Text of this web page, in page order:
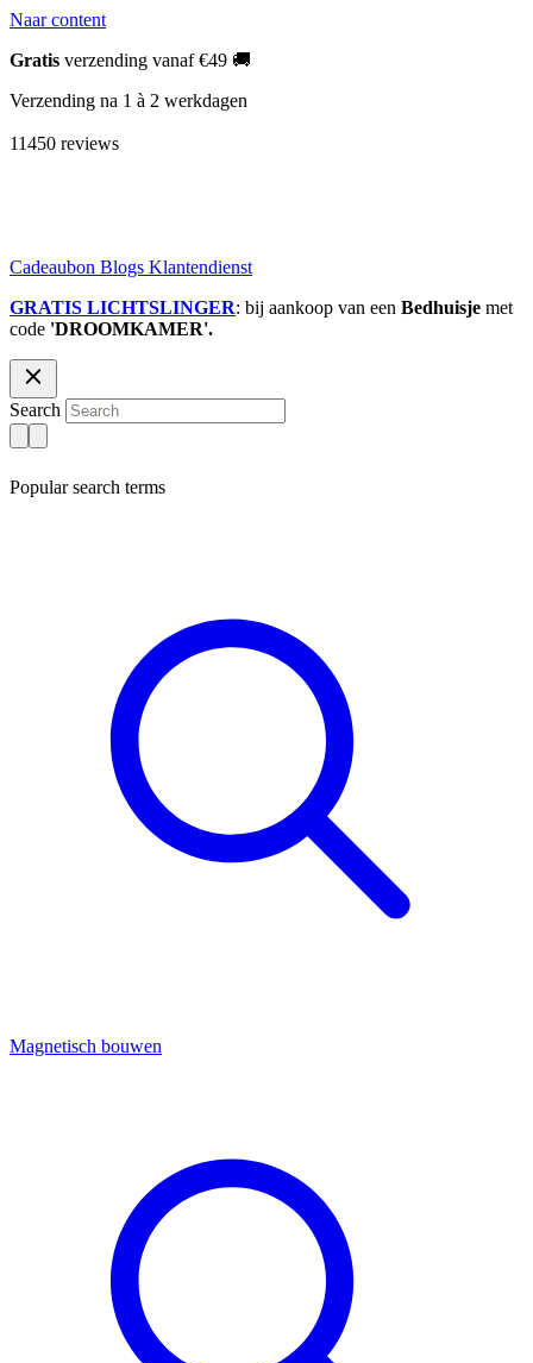
Naar content
Gratis verzending vanaf €49 🚚
Verzending na 1 à 2 werkdagen
11450 reviews
Cadeaubon Blogs Klantendienst
GRATIS LICHTSLINGER: bij aankoop van een Bedhuisje met
code 'DROOMKAMER'.
Search
Popular search terms
Magnetisch bouwen